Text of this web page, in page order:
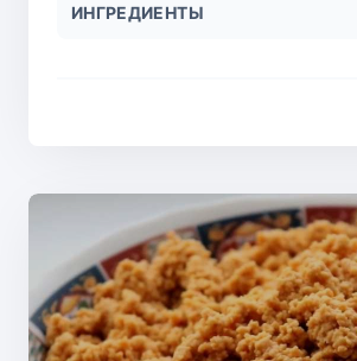
ИНГРЕДИЕНТЫ